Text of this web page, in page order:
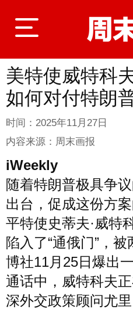
登录
首页
封面故事
商业
风尚 美容
美特使威特科
如何对付特朗
时间： 2025年11月27日
内容来源： 周末画报
iWeekly
随着特朗普极具争
出台，促成这份方
平特使史蒂夫·威
陷入了“通俄门”，
博社11月25日爆出
通话中，威特科夫
深外交政策顾问尤